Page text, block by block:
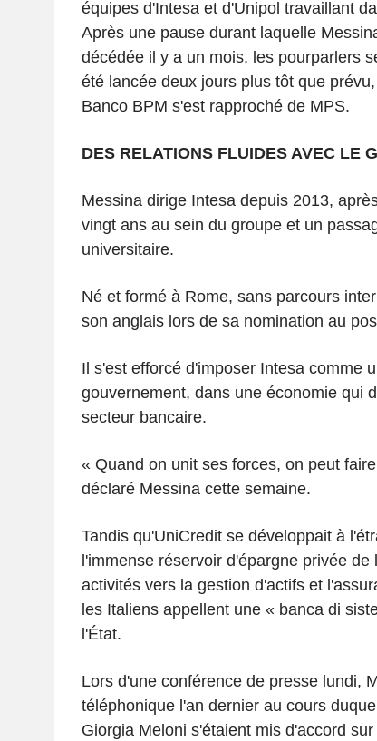
équipes d'Intesa et d'Unipol travaillant
Après une pause durant laquelle
décédée il y a un mois, les pourparlers
été lancée deux jours plus tôt que
Banco BPM s'est rapproché de MPS.
DES RELATIONS FLUIDES AVEC LE
Messina dirige Intesa depuis 2013,
vingt ans au sein du groupe et un
universitaire.
Né et formé à Rome, sans parcours
son anglais lors de sa nomination au
Il s'est efforcé d'imposer Intesa comme
gouvernement, dans une économie qui
secteur bancaire.
« Quand on unit ses forces, on peut
déclaré Messina cette semaine.
Tandis qu'UniCredit se développait à
l'immense réservoir d'épargne privée de
activités vers la gestion d'actifs et
les Italiens appellent une « banca di
l'État.
Lors d'une conférence de presse lundi,
téléphonique l'an dernier au cours
Giorgia Meloni s'étaient mis d'accord